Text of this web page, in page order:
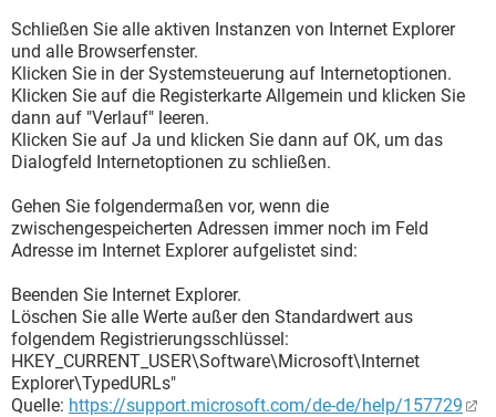
Schließen Sie alle aktiven Instanzen von Internet Explorer
und alle Browserfenster.
Klicken Sie in der Systemsteuerung auf Internetoptionen.
Klicken Sie auf die Registerkarte Allgemein und klicken Sie
dann auf "Verlauf" leeren.
Klicken Sie auf Ja und klicken Sie dann auf OK, um das
Dialogfeld Internetoptionen zu schließen.
Gehen Sie folgendermaßen vor, wenn die
zwischengespeicherten Adressen immer noch im Feld
Adresse im Internet Explorer aufgelistet sind:
Beenden Sie Internet Explorer.
Löschen Sie alle Werte außer den Standardwert aus
folgendem Registrierungsschlüssel:
HKEY_CURRENT_USER\Software\Microsoft\Internet
Explorer\TypedURLs"
Quelle: https://support.microsoft.com/de-de/help/157729